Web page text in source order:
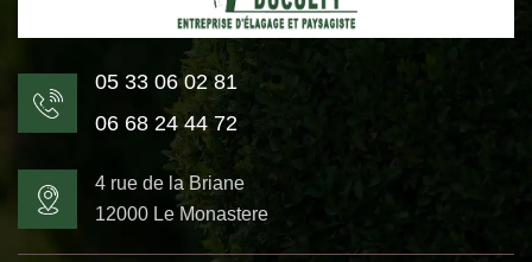
05 33 06 02 81
06 68 24 44 72
4 rue de la Briane
12000 Le Monastere